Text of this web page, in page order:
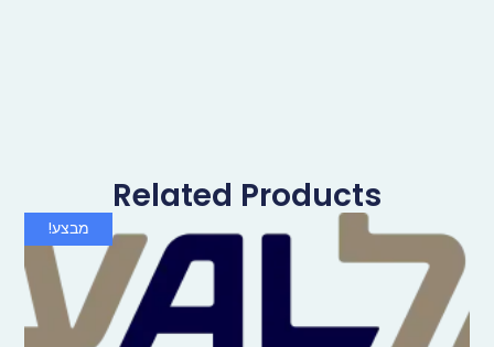
Related Products
מבצע!